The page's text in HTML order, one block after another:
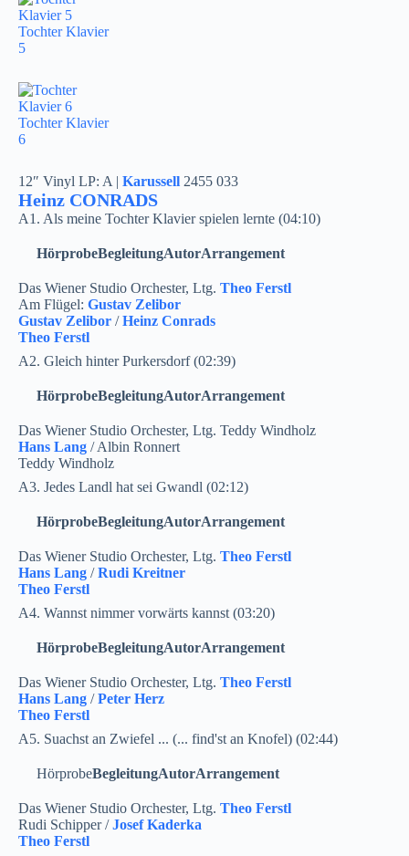
Tochter Klavier
5
Tochter Klavier
6
12″ Vinyl LP: A | Karussell 2455 033
Heinz CONRADS
A1. Als meine Tochter Klavier spielen lernte (04:10)
HörprobeBegleitungAutorArrangement
Das Wiener Studio Orchester, Ltg. Theo Ferstl
Am Flügel: Gustav Zelibor
Gustav Zelibor /Heinz Conrads
Theo Ferstl
A2. Gleich hinter Purkersdorf (02:39)
HörprobeBegleitungAutorArrangement
Das Wiener Studio Orchester, Ltg. Teddy Windholz
Hans Lang / Albin Ronnert
Teddy Windholz
A3. Jedes Landl hat sei Gwandl (02:12)
HörprobeBegleitungAutorArrangement
Das Wiener Studio Orchester, Ltg. Theo Ferstl
Hans Lang /Rudi Kreitner
Theo Ferstl
A4. Wannst nimmer vorwärts kannst (03:20)
HörprobeBegleitungAutorArrangement
Das Wiener Studio Orchester, Ltg. Theo Ferstl
Hans Lang /Peter Herz
Theo Ferstl
A5. Suachst an Zwiefel ... (... find'st an Knofel) (02:44)
HörprobeBegleitungAutorArrangement
Das Wiener Studio Orchester, Ltg. Theo Ferstl
Rudi Schipper /Josef Kaderka
Theo Ferstl